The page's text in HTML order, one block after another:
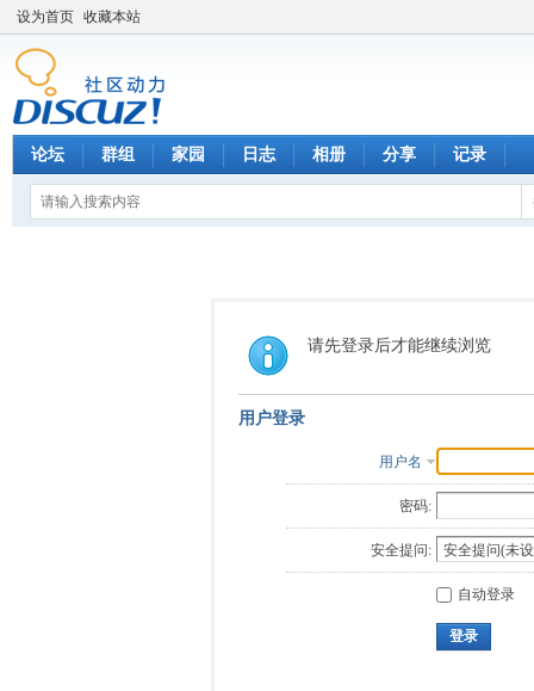
设为首页 收藏本站
论坛 群组 家园 日志 相册 分享 记录
请先登录后才能继续浏览
用户登录
用户名
密码:
安全提问:
自动登录
登录